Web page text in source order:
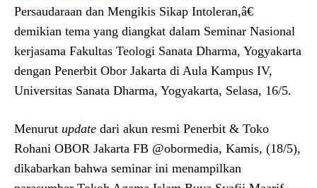
Persaudaraan dan Mengikis Sikap Intoleran,â€
demikian tema yang diangkat dalam Seminar Nasional
kerjasama Fakultas Teologi Sanata Dharma, Yogyakarta
dengan Penerbit Obor Jakarta di Aula Kampus IV,
Universitas Sanata Dharma, Yogyakarta, Selasa, 16/5.
Menurut update dari akun resmi Penerbit & Toko
Rohani OBOR Jakarta FB @obormedia, Kamis, (18/5),
dikabarkan bahwa seminar ini menampilkan